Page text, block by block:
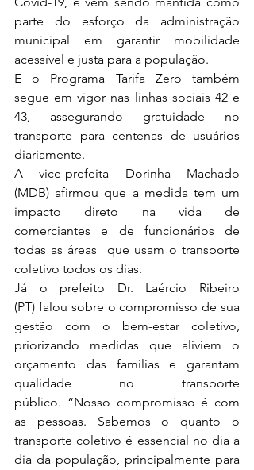
parte do esforço da administração
municipal em garantir mobilidade
acessível e justa para a população.
E o Programa Tarifa Zero também
segue em vigor nas linhas sociais 42 e
43, assegurando gratuidade no
transporte para centenas de usuários
diariamente.
A vice-prefeita Dorinha Machado
(MDB) afirmou que a medida tem um
impacto direto na vida de
comerciantes e de funcionários de
todas as áreas  que usam o transporte
coletivo todos os dias.
Já o prefeito Dr. Laércio Ribeiro
(PT) falou sobre o compromisso de sua
gestão com o bem-estar coletivo,
priorizando medidas que aliviem o
orçamento das famílias e garantam
qualidade no transporte
público. “Nosso compromisso é com
as pessoas. Sabemos o quanto o
transporte coletivo é essencial no dia a
dia da população, principalmente para